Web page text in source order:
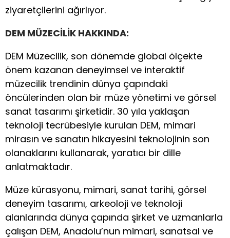
ziyaretçilerini ağırlıyor.
DEM MÜZECİLİK HAKKINDA:
DEM Müzecilik, son dönemde global ölçekte
önem kazanan deneyimsel ve interaktif
müzecilik trendinin dünya çapındaki
öncülerinden olan bir müze yönetimi ve görsel
sanat tasarımı şirketidir. 30 yıla yaklaşan
teknoloji tecrübesiyle kurulan DEM, mimari
mirasın ve sanatın hikayesini teknolojinin son
olanaklarını kullanarak, yaratıcı bir dille
anlatmaktadır.
Müze kürasyonu, mimari, sanat tarihi, görsel
deneyim tasarımı, arkeoloji ve teknoloji
alanlarında dünya çapında şirket ve uzmanlarla
çalışan DEM, Anadolu’nun mimari, sanatsal ve